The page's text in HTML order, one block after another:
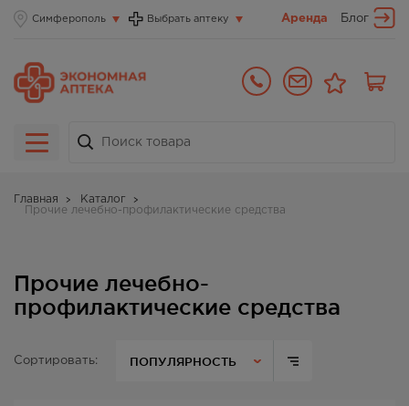
Симферополь Выбрать аптеку Аренда Блог
Главная
Каталог
Прочие лечебно-профилактические средства
Прочие лечебно-
профилактические средства
Сортировать: ПОПУЛЯРНОСТЬ